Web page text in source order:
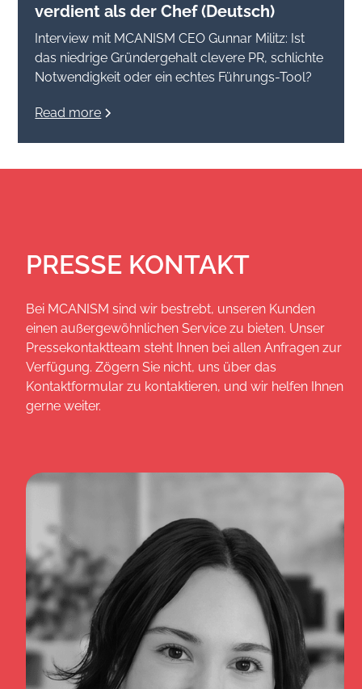
verdient als der Chef (Deutsch)
Interview mit MCANISM CEO Gunnar Militz: Ist
das niedrige Gründergehalt clevere PR, schlichte
Notwendigkeit oder ein echtes Führungs-Tool?
Read more
PRESSE KONTAKT
Bei MCANISM sind wir bestrebt, unseren Kunden
einen außergewöhnlichen Service zu bieten. Unser
Pressekontaktteam steht Ihnen bei allen Anfragen zur
Verfügung. Zögern Sie nicht, uns über das
Kontaktformular zu kontaktieren, und wir helfen Ihnen
gerne weiter.